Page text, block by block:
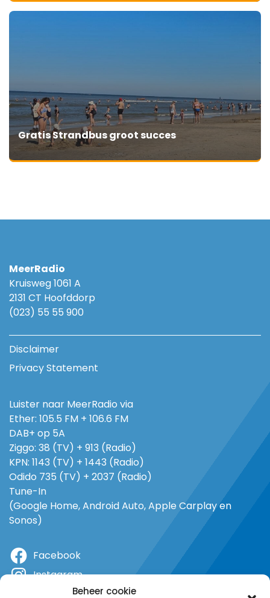
Beheer cookie
Gratis Strandbus groot succes
MeerRadio
Kruisweg 1061 A
2131 CT Hoofddorp
(023) 55 55 900
Disclaimer
Privacy Statement
Luister naar MeerRadio via
Ether: 105.5 FM + 106.6 FM
DAB+ op 5A
Ziggo: 38 (TV) + 913 (Radio)
KPN: 1143 (TV) + 1443 (Radio)
Odido 735 (TV) + 2037 (Radio)
Tune-In
(Google Home, Android Auto, Apple Carplay en
Sonos)
Facebook
Instagram